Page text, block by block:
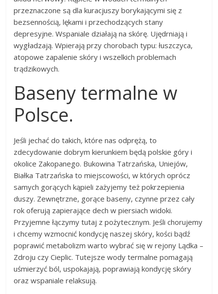
przeznaczone są dla kuracjuszy borykającymi się z
bezsennością, lękami i przechodzących stany
depresyjne. Wspaniale działają na skórę. Ujędrniają i
wygładzają. Wpierają przy chorobach typu: łuszczyca,
atopowe zapalenie skóry i wszelkich problemach
trądzikowych.
Baseny termalne w
Polsce.
Jeśli jechać do takich, które nas odprężą, to
zdecydowanie dobrym kierunkiem będą polskie góry i
okolice Zakopanego. Bukowina Tatrzańska, Uniejów,
Białka Tatrzańska to miejscowości, w których oprócz
samych gorących kąpieli zażyjemy też pokrzepienia
duszy. Zewnętrzne, gorące baseny, czynne przez cały
rok oferują zapierające dech w piersiach widoki.
Przyjemne łączymy tutaj z pożytecznym. Jeśli chorujemy
i chcemy wzmocnić kondycję naszej skóry, kości bądź
poprawić metabolizm warto wybrać się w rejony Lądka –
Zdroju czy Cieplic. Tutejsze wody termalne pomagają
uśmierzyć ból, uspokajają, poprawiają kondycję skóry
oraz wspaniale relaksują.